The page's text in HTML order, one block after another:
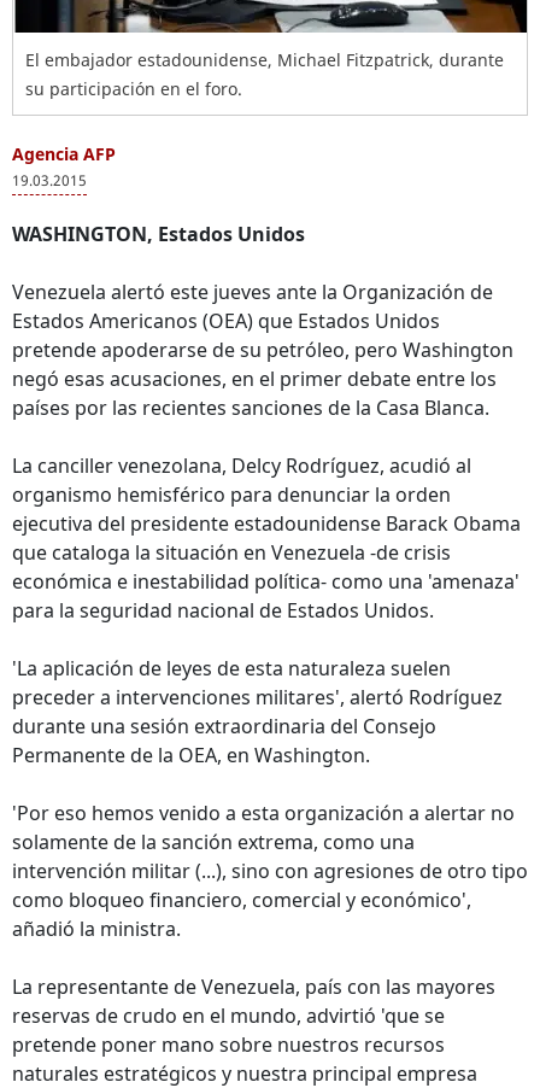
El embajador estadounidense, Michael Fitzpatrick, durante
su participación en el foro.
Agencia AFP
19.03.2015
WASHINGTON, Estados Unidos
Venezuela alertó este jueves ante la Organización de
Estados Americanos (OEA) que Estados Unidos
pretende apoderarse de su petróleo, pero Washington
negó esas acusaciones, en el primer debate entre los
países por las recientes sanciones de la Casa Blanca.
La canciller venezolana, Delcy Rodríguez, acudió al
organismo hemisférico para denunciar la orden
ejecutiva del presidente estadounidense Barack Obama
que cataloga la situación en Venezuela -de crisis
económica e inestabilidad política- como una 'amenaza'
para la seguridad nacional de Estados Unidos.
'La aplicación de leyes de esta naturaleza suelen
preceder a intervenciones militares', alertó Rodríguez
durante una sesión extraordinaria del Consejo
Permanente de la OEA, en Washington.
'Por eso hemos venido a esta organización a alertar no
solamente de la sanción extrema, como una
intervención militar (...), sino con agresiones de otro tipo
como bloqueo financiero, comercial y económico',
añadió la ministra.
La representante de Venezuela, país con las mayores
reservas de crudo en el mundo, advirtió 'que se
pretende poner mano sobre nuestros recursos
naturales estratégicos y nuestra principal empresa